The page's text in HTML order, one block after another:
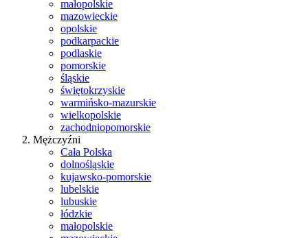
małopolskie
mazowieckie
opolskie
podkarpackie
podlaskie
pomorskie
śląskie
świętokrzyskie
warmińsko-mazurskie
wielkopolskie
zachodniopomorskie
Mężczyźni
Cała Polska
dolnośląskie
kujawsko-pomorskie
lubelskie
lubuskie
łódzkie
małopolskie